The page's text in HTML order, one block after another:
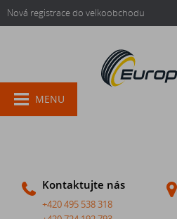
Nová registrace do velkoobchodu
Kontaktujte nás
+420 495 538 318
MENU